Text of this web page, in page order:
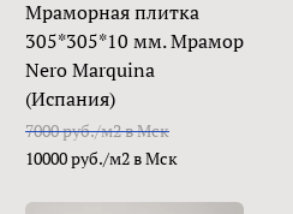
Мраморная плитка
305*305*10 мм. Мрамор
Nero Marquina
(Испания)
7000 руб./м2 в Мск
10000 руб./м2 в Мск